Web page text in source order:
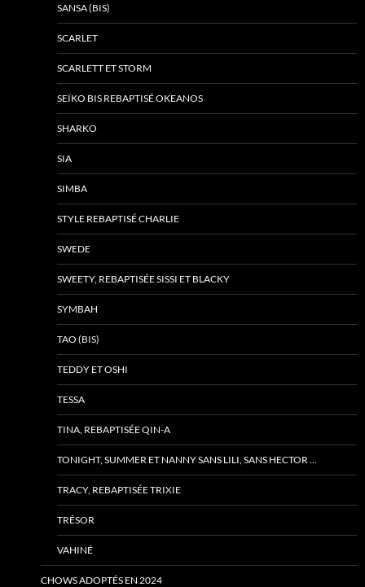
SANSA (BIS)
SCARLET
SCARLETT ET STORM
SEÏKO BIS REBAPTISÉ OKEANOS
SHARKO
SIA
SIMBA
STYLE REBAPTISÉ CHARLIE
SWEDE
SWEETY, REBAPTISÉE SISSI ET BLACKY
SYMBAH
TAO (BIS)
TEDDY ET OSHI
TESSA
TINA, REBAPTISÉE QIN-A
TONIGHT, SUMMER ET NANNY SANS LILI, SANS HECTOR …
TRACY, REBAPTISÉE TRIXIE
TRÉSOR
VAHINÉ
CHOWS ADOPTÉS EN 2024